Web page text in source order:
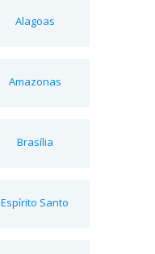
Alagoas
Amazonas
Brasília
Espírito Santo